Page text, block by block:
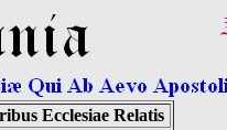
Ecclesiae Relatis